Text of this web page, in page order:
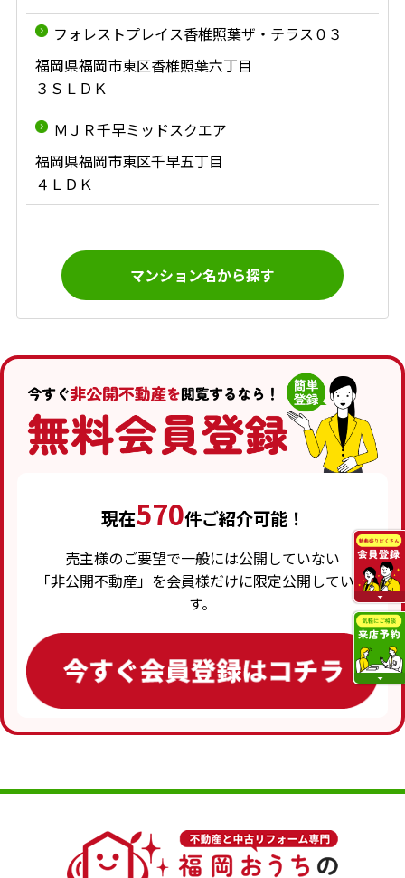
フォレストプレイス香椎照葉ザ・テラス０３
福岡県福岡市東区香椎照葉六丁目
３ＳＬＤＫ
ＭＪＲ千早ミッドスクエア
福岡県福岡市東区千早五丁目
４ＬＤＫ
マンション名から探す
現在570件ご紹介可能！
売主様のご要望で一般には公開していない
「非公開不動産」を会員様だけに限定公開していま
す。